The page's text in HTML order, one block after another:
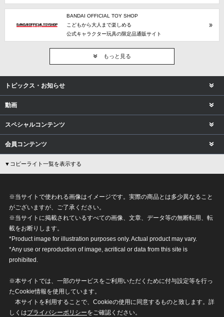
BANDAI OFFICIAL TOY SHOP
こどもから大人まで楽しめる
公式キャラクター玩具の限定品通販サイト
もっと見る
トピックス・お知らせ
動画
スペシャルコンテンツ
会員コンテンツ
▼コピーライト一覧を表示する
※当サイトで使われる画像はイメージです。実際の商品とは多少異なること
がございますが、ご了承ください。
※当サイトに掲載されているすべての画像、文章、データ等の無断転用、転
載をお断りします。
*Product image for illustration purposes only. Actual product may vary.
*Any use or reproduction of image, acritical or data from this site is
prohibited.
※本サイトでは、一部のサービスをご利用いただくために付与設定等を行っ
たCookie情報を使用しています。
本サイトを利用することで、Cookieの使用に同意するものと致します。詳
しくはプライバシーポリシーをご確認ください。